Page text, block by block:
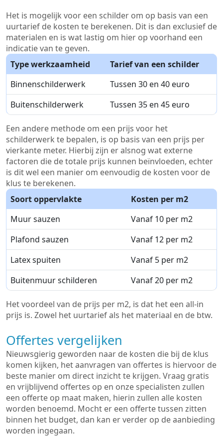
Het is mogelijk voor een schilder om op basis van een
uurtarief de kosten te berekenen. Dit is dan exclusief de
materialen en is wat lastig om hier op voorhand een
indicatie van te geven.
Type werkzaamheid
Tarief van een schilder
Binnenschilderwerk
Tussen 30 en 40 euro
Buitenschilderwerk
Tussen 35 en 45 euro
Een andere methode om een prijs voor het
schilderwerk te bepalen, is op basis van een prijs per
vierkante meter. Hierbij zijn er alsnog wat externe
factoren die de totale prijs kunnen beïnvloeden, echter
is dit wel een manier om eenvoudig de kosten voor de
klus te berekenen.
Soort oppervlakte
Kosten per m2
Muur sauzen
Vanaf 10 per m2
Plafond sauzen
Vanaf 12 per m2
Latex spuiten
Vanaf 5 per m2
Buitenmuur schilderen
Vanaf 20 per m2
Het voordeel van de prijs per m2, is dat het een all-in
prijs is. Zowel het uurtarief als het materiaal en de btw.
Offertes vergelijken
Nieuwsgierig geworden naar de kosten die bij de klus
komen kijken, het aanvragen van offertes is hiervoor de
beste manier om direct inzicht te krijgen. Vraag gratis
en vrijblijvend offertes op en onze specialisten zullen
een offerte op maat maken, hierin zullen alle kosten
worden benoemd. Mocht er een offerte tussen zitten
binnen het budget, dan kan er verder op de aanbieding
worden ingegaan.